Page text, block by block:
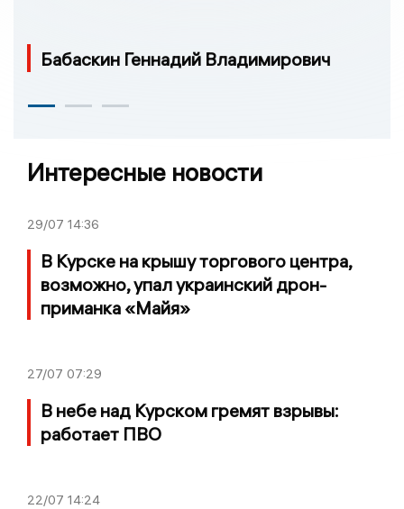
Бабаскин Геннадий Владимирович
Интересные новости
29/07 14:36
В Курске на крышу торгового центра,
возможно, упал украинский дрон-
приманка «Майя»
27/07 07:29
В небе над Курском гремят взрывы:
работает ПВО
22/07 14:24